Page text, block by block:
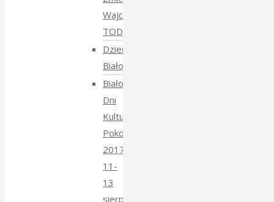
Wajciuszkiewicza
TODARA
Dzień
Białoruski
Białowieskie
Dni
Kultury
Pokoju
2017
11-
13
sierpnia